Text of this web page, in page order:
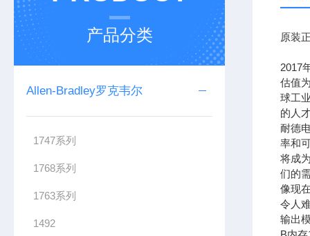
产品分类
Allen-Bradley罗克韦尔
1747系列
1768系列
1763系列
1492
原装
2017
估值
球工
的人
耐德
率和
将成
们的
像现
令人
输出